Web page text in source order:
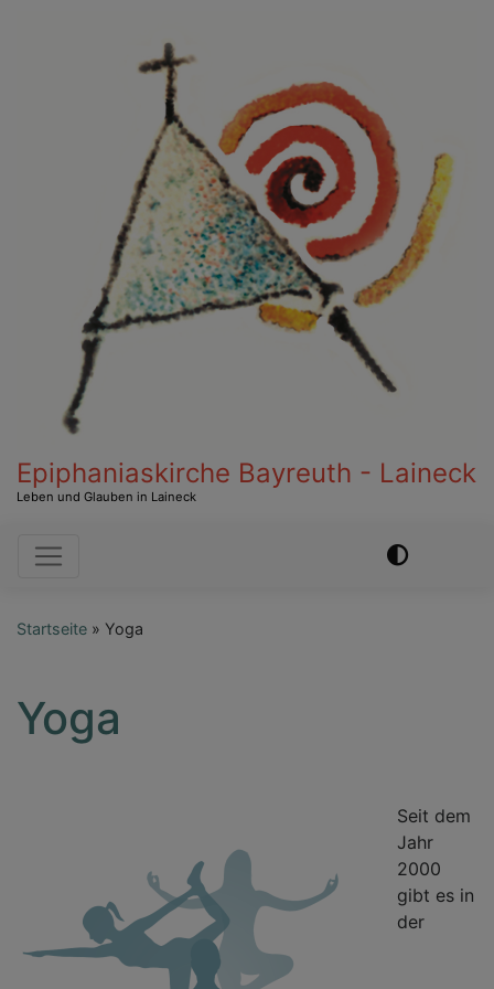
Epiphaniaskirche Bayreuth - Laineck
Leben und Glauben in Laineck
Hauptnavigation
Startseite Yoga
Yoga
Seit dem
Jahr
2000
gibt es in
der